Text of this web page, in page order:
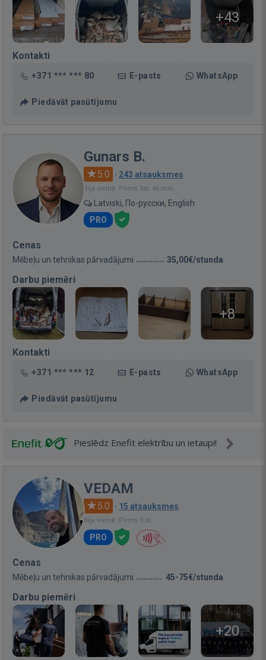
+43
Kontakti
+371 *** *** 80 E-pasts WhatsApp
Piedāvāt pasūtījumu
Gunars B.
5.0 · 243 atsauksmes
Bija vietnē: Pirms 3st. 46 min.
Latviski, По-русски, English
PRO
Cenas
Mēbeļu un tehnikas pārvadājumi 35,00€/stunda
Darbu piemēri
+8
Kontakti
+371 *** *** 12 E-pasts WhatsApp
Piedāvāt pasūtījumu
Pieslēdz Enefit elektrību un ietaupi!
VEDAM
5.0 · 15 atsauksmes
Bija vietnē: Pirms 9 st.
PRO
Cenas
Mēbeļu un tehnikas pārvadājumi 45-75€/stunda
Darbu piemēri
+20